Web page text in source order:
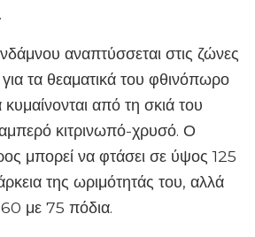
αναπτύσσεται στις ζώνες
τα θεαματικά του φθινόπωρο
από τη σκιά του
κιτρινωπό-χρυσό. Ο
μπορεί να φτάσει σε ύψος 125
της ωριμότητάς του, αλλά
60 με 75 πόδια.